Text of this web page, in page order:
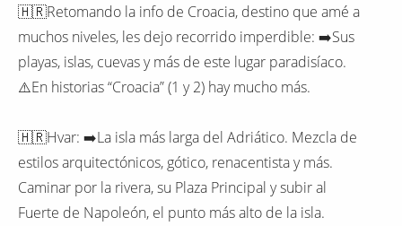
🇭🇷Retomando la info de Croacia, destino que amé a
muchos niveles, les dejo recorrido imperdible: ➡️Sus
playas, islas, cuevas y más de este lugar paradisíaco.
⚠️En historias “Croacia” (1 y 2) hay mucho más.
🇭🇷Hvar: ➡️La isla más larga del Adriático. Mezcla de
estilos arquitectónicos, gótico, renacentista y más.
Caminar por la rivera, su Plaza Principal y subir al
Fuerte de Napoleón, el punto más alto de la isla.